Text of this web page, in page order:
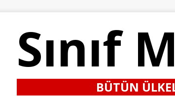
Sınıf
BÜTÜN